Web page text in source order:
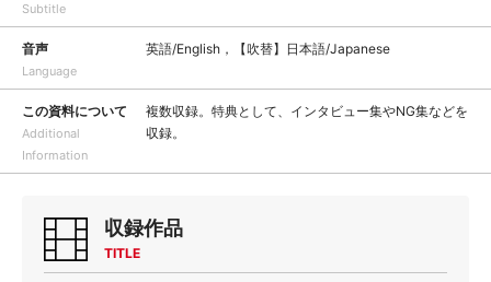
Subtitle
音声
Language
英語/English，【吹替】日本語/Japanese
この資料について
Additional
Information
複数収録。特典として、インタビュー集やNG集などを
収録。
収録作品
TITLE